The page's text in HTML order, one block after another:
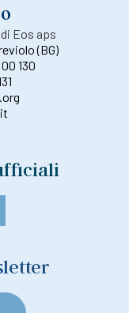
Eos aps
(BG)
130